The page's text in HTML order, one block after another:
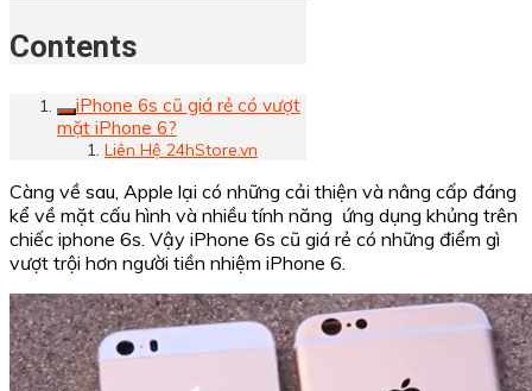
Contents
iPhone 6s cũ giá rẻ có vượt
mặt iPhone 6?
Liên Hệ 24hStore.vn
Càng về sau, Apple lại có những cải thiện và nâng cấp đáng
kể về mặt cấu hình và nhiều tính năng ứng dụng khủng trên
chiếc iphone 6s. Vậy iPhone 6s cũ giá rẻ có những điểm gì
vượt trội hơn người tiền nhiệm iPhone 6.